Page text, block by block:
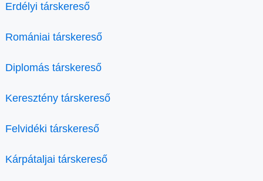
Erdélyi társkereső
Romániai társkereső
Diplomás társkereső
Keresztény társkereső
Felvidéki társkereső
Kárpátaljai társkereső